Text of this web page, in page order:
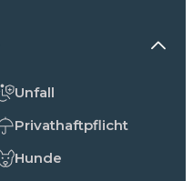
Unfall
Privathaftpflicht
Hunde